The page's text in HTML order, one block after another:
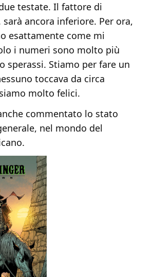
testate. Il fattore di
ancora inferiore. Per ora,
esattamente come mi
i numeri sono molto più
sperassi. Stiamo per fare un
toccava da circa
molto felici.
commentato lo stato
nel mondo del